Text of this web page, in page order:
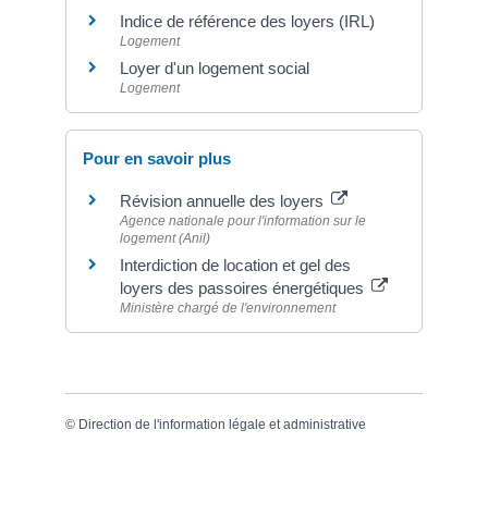
Indice de référence des loyers (IRL)
Logement
Loyer d'un logement social
Logement
Pour en savoir plus
Révision annuelle des loyers
Agence nationale pour l'information sur le
logement (Anil)
Interdiction de location et gel des
loyers des passoires énergétiques
Ministère chargé de l'environnement
© Direction de l'information légale et administrative